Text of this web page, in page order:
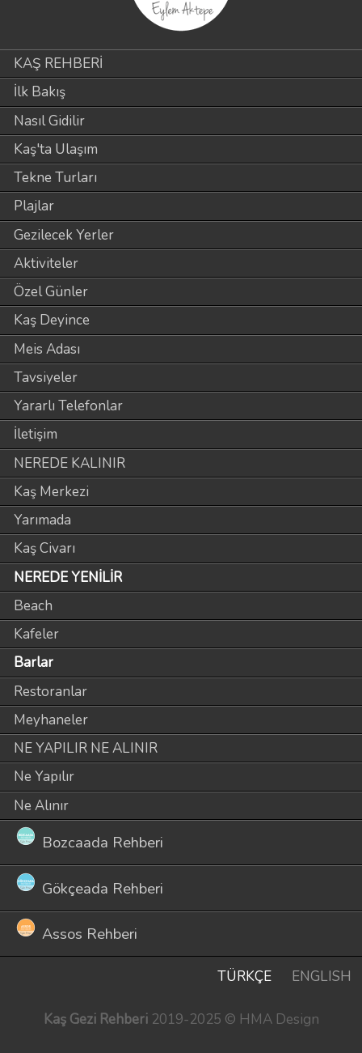
KAŞ REHBERİ
İlk Bakış
Nasıl Gidilir
Kaş'ta Ulaşım
Tekne Turları
Plajlar
Gezilecek Yerler
Aktiviteler
Özel Günler
Kaş Deyince
Meis Adası
Tavsiyeler
Yararlı Telefonlar
İletişim
NEREDE KALINIR
Kaş Merkezi
Yarımada
Kaş Civarı
NEREDE YENİLİR
Beach
Kafeler
Barlar
Restoranlar
Meyhaneler
NE YAPILIR NE ALINIR
Ne Yapılır
Ne Alınır
Bozcaada Rehberi
Gökçeada Rehberi
Assos Rehberi
TÜRKÇE ENGLISH
Kaş Gezi Rehberi2019-2025 © HMA Design